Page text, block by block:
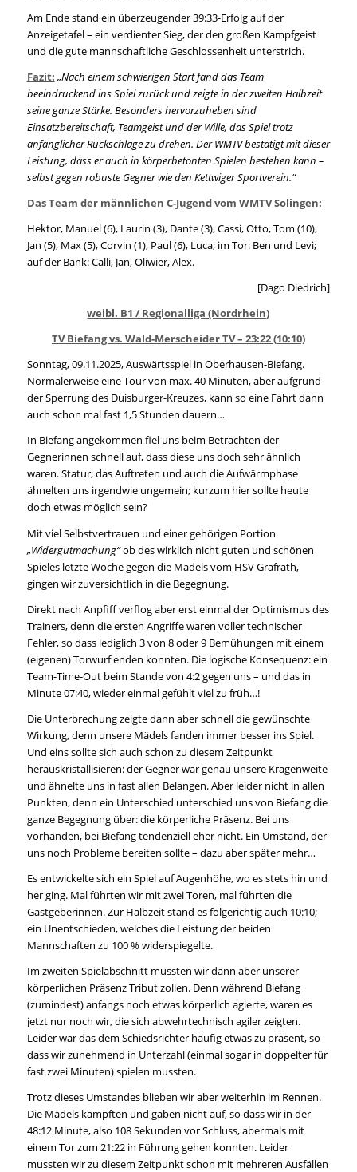
Am Ende stand ein überzeugender 39:33-Erfolg auf der
Anzeigetafel – ein verdienter Sieg, der den großen Kampfgeist
und die gute mannschaftliche Geschlossenheit unterstrich.
Fazit: „Nach einem schwierigen Start fand das Team
beeindruckend ins Spiel zurück und zeigte in der zweiten Halbzeit
seine ganze Stärke. Besonders hervorzuheben sind
Einsatzbereitschaft, Teamgeist und der Wille, das Spiel trotz
anfänglicher Rückschläge zu drehen. Der WMTV bestätigt mit dieser
Leistung, dass er auch in körperbetonten Spielen bestehen kann –
selbst gegen robuste Gegner wie den Kettwiger Sportverein.“
Das Team der männlichen C-Jugend vom WMTV Solingen:
Hektor, Manuel (6), Laurin (3), Dante (3), Cassi, Otto, Tom (10),
Jan (5), Max (5), Corvin (1), Paul (6), Luca; im Tor: Ben und Levi;
auf der Bank: Calli, Jan, Oliwier, Alex.
[Dago Diedrich]
weibl. B1 / Regionalliga (Nordrhein)
TV Biefang vs. Wald-Merscheider TV – 23:22 (10:10)
Sonntag, 09.11.2025, Auswärtsspiel in Oberhausen-Biefang.
Normalerweise eine Tour von max. 40 Minuten, aber aufgrund
der Sperrung des Duisburger-Kreuzes, kann so eine Fahrt dann
auch schon mal fast 1,5 Stunden dauern…
In Biefang angekommen fiel uns beim Betrachten der
Gegnerinnen schnell auf, dass diese uns doch sehr ähnlich
waren. Statur, das Auftreten und auch die Aufwärmphase
ähnelten uns irgendwie ungemein; kurzum hier sollte heute
doch etwas möglich sein?
Mit viel Selbstvertrauen und einer gehörigen Portion
„Widergutmachung“ob des wirklich nicht guten und schönen
Spieles letzte Woche gegen die Mädels vom HSV Gräfrath,
gingen wir zuversichtlich in die Begegnung.
Direkt nach Anpfiff verflog aber erst einmal der Optimismus des
Trainers, denn die ersten Angriffe waren voller technischer
Fehler, so dass lediglich 3 von 8 oder 9 Bemühungen mit einem
(eigenen) Torwurf enden konnten. Die logische Konsequenz: ein
Team-Time-Out beim Stande von 4:2 gegen uns – und das in
Minute 07:40, wieder einmal gefühlt viel zu früh…!
Die Unterbrechung zeigte dann aber schnell die gewünschte
Wirkung, denn unsere Mädels fanden immer besser ins Spiel.
Und eins sollte sich auch schon zu diesem Zeitpunkt
herauskristallisieren: der Gegner war genau unsere Kragenweite
und ähnelte uns in fast allen Belangen. Aber leider nicht in allen
Punkten, denn ein Unterschied unterschied uns von Biefang die
ganze Begegnung über: die körperliche Präsenz. Bei uns
vorhanden, bei Biefang tendenziell eher nicht. Ein Umstand, der
uns noch Probleme bereiten sollte – dazu aber später mehr…
Es entwickelte sich ein Spiel auf Augenhöhe, wo es stets hin und
her ging. Mal führten wir mit zwei Toren, mal führten die
Gastgeberinnen. Zur Halbzeit stand es folgerichtig auch 10:10;
ein Unentschieden, welches die Leistung der beiden
Mannschaften zu 100 % widerspiegelte.
Im zweiten Spielabschnitt mussten wir dann aber unserer
körperlichen Präsenz Tribut zollen. Denn während Biefang
(zumindest) anfangs noch etwas körperlich agierte, waren es
jetzt nur noch wir, die sich abwehrtechnisch agiler zeigten.
Leider war das dem Schiedsrichter häufig etwas zu präsent, so
dass wir zunehmend in Unterzahl (einmal sogar in doppelter für
fast zwei Minuten) spielen mussten.
Trotz dieses Umstandes blieben wir aber weiterhin im Rennen.
Die Mädels kämpften und gaben nicht auf, so dass wir in der
48:12 Minute, also 108 Sekunden vor Schluss, abermals mit
einem Tor zum 21:22 in Führung gehen konnten. Leider
mussten wir zu diesem Zeitpunkt schon mit mehreren Ausfällen